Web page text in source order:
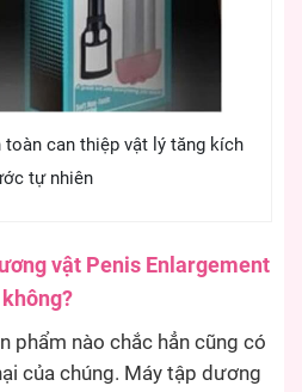
toàn can thiệp vật lý tăng kích
tự nhiên
vật Penis Enlargement
phẩm nào chắc hẳn cũng có
của chúng. Máy tập dương